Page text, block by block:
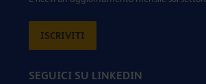
ISCRIVITI
SEGUICI SU LINKEDIN